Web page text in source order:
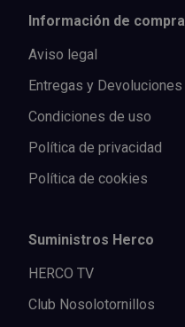
Información de compra
Aviso legal
Entregas y Devoluciones
Condiciones de uso
Política de privacidad
Política de cookies
Suministros Herco
HERCO TV
Club Nosolotornillos